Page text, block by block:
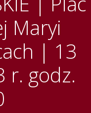
Maryi
| 13
r. godz.